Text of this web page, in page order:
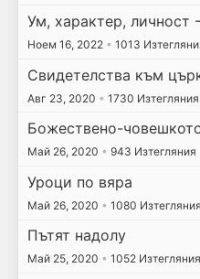
Ум, характер, личност
Ноем 16, 2022 • 1013
Свидетелства към
Авг 23, 2020 • 1730 Изтегляния
Божествено-
Май 26, 2020 • 943 Изтегляния
Уроци по вяра
Май 26, 2020 • 1080 Изтегляния
Пътят надолу
Май 25, 2020 • 1052 Изтегляния